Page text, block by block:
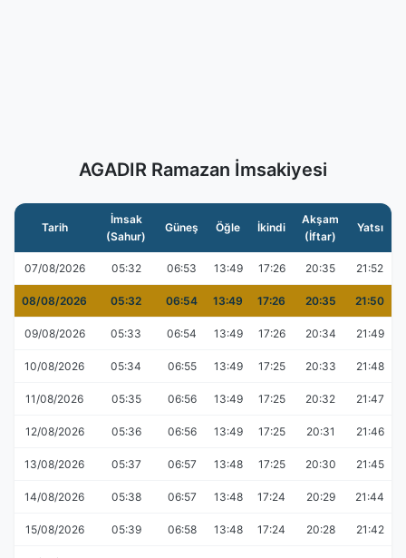
AGADIR Ramazan İmsakiyesi
Tarih
İmsak
(Sahur)
Güneş Öğle İkindi
Akşam
(İftar)
Yatsı
07/08/2026 05:32 06:53 13:49 17:26 20:35 21:52
08/08/2026 05:32 06:54 13:49 17:26 20:35 21:50
09/08/2026 05:33 06:54 13:49 17:26 20:34 21:49
10/08/2026 05:34 06:55 13:49 17:25 20:33 21:48
11/08/2026 05:35 06:56 13:49 17:25 20:32 21:47
12/08/2026 05:36 06:56 13:49 17:25 20:31 21:46
13/08/2026 05:37 06:57 13:48 17:25 20:30 21:45
14/08/2026 05:38 06:57 13:48 17:24 20:29 21:44
15/08/2026 05:39 06:58 13:48 17:24 20:28 21:42